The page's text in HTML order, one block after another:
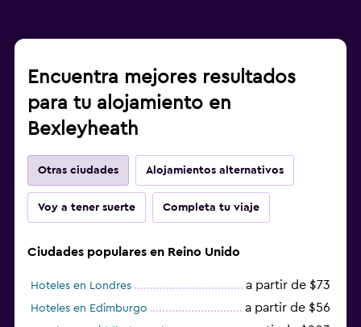
Encuentra mejores resultados
para tu alojamiento en
Bexleyheath
Otras ciudades Alojamientos alternativos
Voy a tener suerte Completa tu viaje
Ciudades populares en Reino Unido
Hoteles en Londres a partir de $73
Hoteles en Edimburgo a partir de $56